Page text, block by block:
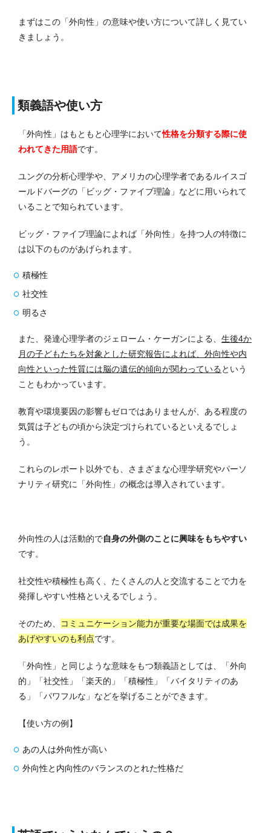
まずはこの「外向性」の意味や使い方について詳しく見てい
きましょう。
類義語や使い方
「外向性」はもともと心理学において性格を分類する際に使
われてきた用語です。
ユングの分析心理学や、アメリカの心理学者であるルイスゴ
ールドバーグの「ビッグ・ファイブ理論」などに用いられて
いることで知られています。
ビッグ・ファイブ理論によれば「外向性」を持つ人の特徴に
は以下のものがあげられます。
積極性
社交性
明るさ
また、発達心理学者のジェローム・ケーガンによる、 生後4か
月の子どもたちを対象とした研究報告によれば、外向性や内
向性といった性質には脳の遺伝的傾向が関わっている という
こともわかっています。
教育や環境要因の影響もゼロではありませんが、ある程度の
気質は子どもの頃から決定づけられているといえるでしょ
う。
これらのレポート以外でも、さまざまな心理学研究やパーソ
ナリティ研究に「外向性」の概念は導入されています。
外向性の人は活動的で自身の外側のことに興味をもちやすい
です。
社交性や積極性も高く、たくさんの人と交流することで力を
発揮しやすい性格といえるでしょう。
そのため、
コミュニケーション能力が重要な場面では成果を
あげやすいのも利点です。
「外向性」と同じような意味をもつ類義語としては、「外向
的」「社交性」「楽天的」「積極性」「バイタリティのあ
る」「パワフルな」などを挙げることができます。
【使い方の例】
あの人は外向性が高い
外向性と内向性のバランスのとれた性格だ